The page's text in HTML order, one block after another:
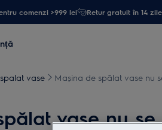
comenzi >999 lei Retur gratuit în 14 zile
vase Mașina de spălat vase nu
vase nu